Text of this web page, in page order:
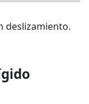
deslizamiento.